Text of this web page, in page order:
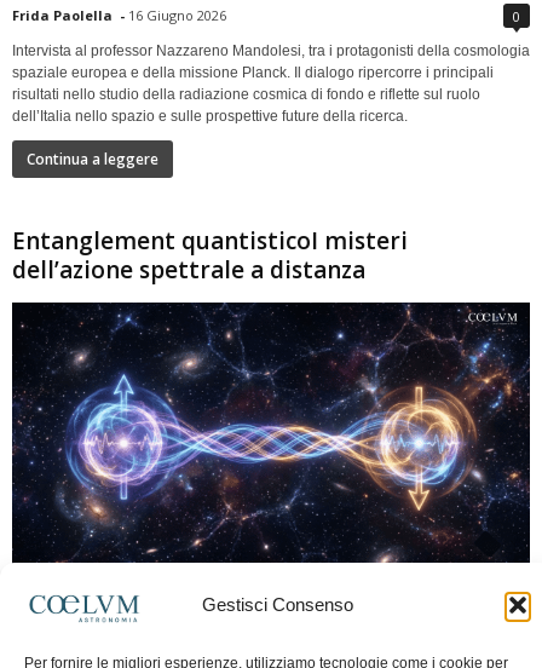
Gestisci Consenso
Per fornire le migliori esperienze, utilizziamo tecnologie come i cookie per
Frida Paolella - 16 Giugno 2026 0
Intervista al professor Nazzareno Mandolesi, tra i protagonisti della cosmologia
spaziale europea e della missione Planck. Il dialogo ripercorre i principali
risultati nello studio della radiazione cosmica di fondo e riflette sul ruolo
dell’Italia nello spazio e sulle prospettive future della ricerca.
Continua a leggere
Entanglement quantisticoI misteri
dell’azione spettrale a distanza
Marco Lorrai - 15 Giugno 2026 0
moderna: due particelle possono mostrare correlazioni che sembrano ignorare